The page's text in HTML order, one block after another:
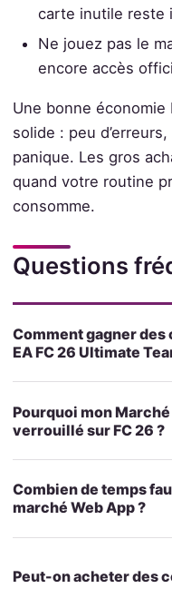
carte inutile reste
Ne jouez pas le
encore accès
Une bonne
solide : peu
panique. Les gros
quand votre routine
consomme.
Questions
Comment gagner
EA FC 26 Ultimate
Pourquoi mon
verrouillé sur FC 26 ?
Combien de temps
marché Web App ?
Peut-on acheter des